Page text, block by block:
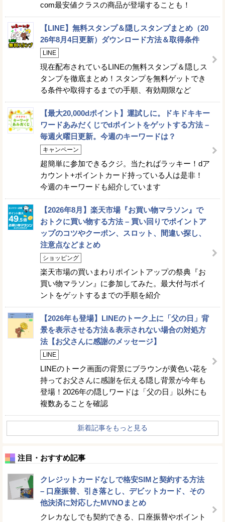
com最安値クラスの商品が登場することも！
【LINE】無料スタンプ＆隠しスタンプまとめ（20
26年8月4日更新）ダウンロード方法＆取得条件
LINE
現在配布されているLINEの無料スタンプ＆隠しス
タンプを徹底まとめ！スタンプを無料ゲットでき
る条件や取得するまでの手順、有効期限など
【最大20,000dポイント】運試しに。ドキドキキー
ワードあみだくじでdポイントをゲットする方法 –
毎週火曜日更新。今週のキーワードは？
キャンペーン
超簡単に参加できるクジ。当たればラッキー！dア
カウント+ポイントカード持っている人は是非！
今週のキーワードも紹介しています
【2026年8月】楽天市場『お買い物マラソン』で
おトクに買い物する方法 – 買い回りでポイントア
ップのコツやクーポン、スロット、間違い探し、
注意点などまとめ
ショッピング
楽天市場の買いまわりポイントアップの祭典『お
買い物マラソン』に参加してみた。最大付与ポイ
ントをゲットするまでの手順を紹介
【2026年も登場】LINEのトーク上に「父の日」背
景を表示させる方法＆表示されない場合の対処方
法【お父さんに感謝のメッセージ】
LINE
LINEのトーク画面の背景にブラウンが黄色い花を
持ってお父さんに感謝を伝える隠し背景が今年も
登場！2026年の隠しワードは「父の日」以外にも
複数あることを確認
新着記事をもっと見る
注目・おすすめ記事
クレジットカードなしで格安SIMと契約する方法
– 口座振替、引き落とし、デビットカード、その
他決済に対応したMVNOまとめ
クレカなしでも契約できる、口座振替やポイント